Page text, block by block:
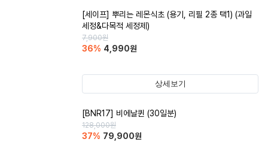
[세이프] 뿌리는 레몬식초 (용기, 리필 2종 택1) (과일
세정&다목적 세정제)
7,900원
36% 4,990원
상세보기
[BNR17] 비에날퀸 (30일분)
128,000원
37% 79,900원